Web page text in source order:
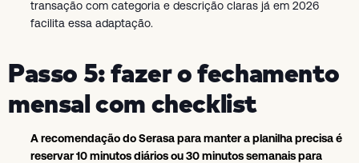
transação com categoria e descrição claras já em 2026
facilita essa adaptação.
Passo 5: fazer o fechamento
mensal com checklist
A recomendação do Serasa para manter a planilha precisa é
reservar 10 minutos diários ou 30 minutos semanais para